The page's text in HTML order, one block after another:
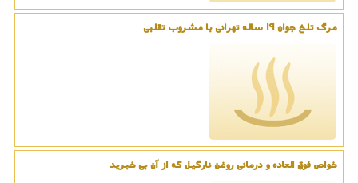
مرگ تلخ جوان 19 ساله تهرانی با مشروب تقلبی
خواص فوق العاده و درمانی روغن نارگیل که از آن بی خبرید